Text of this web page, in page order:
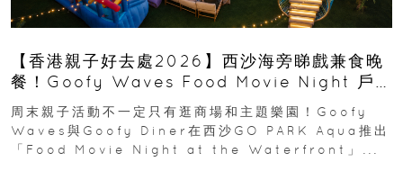
【香港親子好去處2026】西沙海旁睇戲兼食晚
餐！Goofy Waves Food Movie Night 戶
外影院逢週末登場
周末親子活動不一定只有逛商場和主題樂園！Goofy
Waves與Goofy Diner在西沙GO PARK Aqua推出
「Food Movie Night at the Waterfront」...